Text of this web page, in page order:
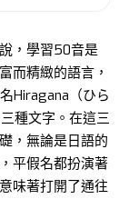
，學習50音是
而精緻的語言，
Hiragana（ひら
種文字。在這三
，無論是日語的
平假名都扮演著
味著打開了通往